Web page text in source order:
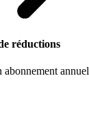
réductions
annuel